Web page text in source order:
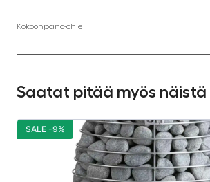
Kokoonpano-ohje
Saatat pitää myös näistä
SALE -9%